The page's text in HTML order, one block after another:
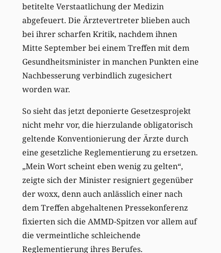
betitelte Verstaatlichung der Medizin
abgefeuert. Die Ärztevertreter blieben auch
bei ihrer scharfen Kritik, nachdem ihnen
Mitte September bei einem Treffen mit dem
Gesundheitsminister in manchen Punkten eine
Nachbesserung verbindlich zugesichert
worden war.
So sieht das jetzt deponierte Gesetzesprojekt
nicht mehr vor, die hierzulande obligatorisch
geltende Konventionierung der Ärzte durch
eine gesetzliche Reglementierung zu ersetzen.
„Mein Wort scheint eben wenig zu gelten“,
zeigte sich der Minister resigniert gegenüber
der woxx, denn auch anlässlich einer nach
dem Treffen abgehaltenen Pressekonferenz
fixierten sich die AMMD-Spitzen vor allem auf
die vermeintliche schleichende
Reglementierung ihres Berufes.